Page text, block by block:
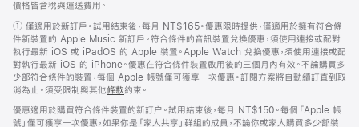
腳
腳
價格皆含稅與運送費用。
註
腳
① 僅適用於新訂戶。試用結束後，每月 NT$165。優惠限時提供，僅適用於擁有符合條
件新裝置的 Apple Music 新訂戶。符合條件的音訊裝置兌換優惠，須使用連接或配對
執行最新 iOS 或 iPadOS 的 Apple 裝置。Apple Watch 兌換優惠，須使用連接或配
對執行最新 iOS 的 iPhone。優惠在符合條件裝置啟用後的三個月內有效。不論購買多
少部符合條件的裝置，每個 Apple 帳號僅可獲享一次優惠。訂閱方案將自動續訂直到取
消為止。須受限制與其他條款約束。
優惠適用於購買符合條件裝置的新訂户。試用結束後，每月 NT$150。每個「Apple 帳
號」僅可獲享一次優惠，如果你是「家人共享」群組的成員，不論你或家人購買多少部裝